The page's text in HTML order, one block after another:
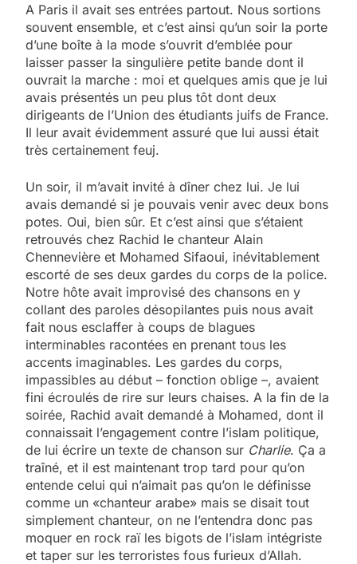
A Paris il avait ses entrées partout. Nous sortions
souvent ensemble, et c’est ainsi qu’un soir la porte
d’une boîte à la mode s’ouvrit d’emblée pour
laisser passer la singulière petite bande dont il
ouvrait la marche : moi et quelques amis que je lui
avais présentés un peu plus tôt dont deux
dirigeants de l’Union des étudiants juifs de France.
Il leur avait évidemment assuré que lui aussi était
très certainement feuj.
Un soir, il m’avait invité à dîner chez lui. Je lui
avais demandé si je pouvais venir avec deux bons
potes. Oui, bien sûr. Et c’est ainsi que s’étaient
retrouvés chez Rachid le chanteur Alain
Chennevière et Mohamed Sifaoui, inévitablement
escorté de ses deux gardes du corps de la police.
Notre hôte avait improvisé des chansons en y
collant des paroles désopilantes puis nous avait
fait nous esclaffer à coups de blagues
interminables racontées en prenant tous les
accents imaginables. Les gardes du corps,
impassibles au début – fonction oblige –, avaient
fini écroulés de rire sur leurs chaises. A la fin de la
soirée, Rachid avait demandé à Mohamed, dont il
connaissait l’engagement contre l’islam politique,
de lui écrire un texte de chanson sur Charlie. Ça a
traîné, et il est maintenant trop tard pour qu’on
entende celui qui n’aimait pas qu’on le définisse
comme un «chanteur arabe» mais se disait tout
simplement chanteur, on ne l’entendra donc pas
moquer en rock raï les bigots de l’islam intégriste
et taper sur les terroristes fous furieux d’Allah.